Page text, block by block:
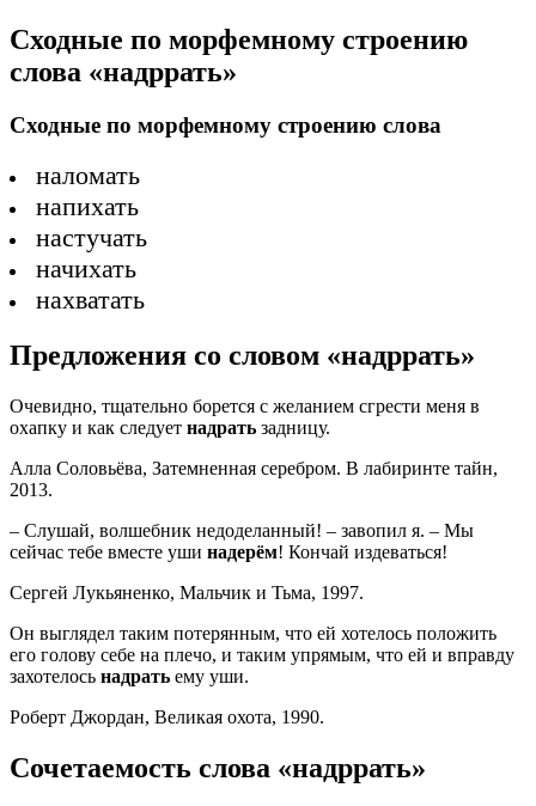
Сходные по морфемному строению
слова «надррать»
Сходные по морфемному строению слова
наломать
напихать
настучать
начихать
нахватать
Предложения со словом «надррать»
Очевидно, тщательно борется с желанием сгрести меня в
охапку и как следует надрать задницу.
Алла Соловьёва, Затемненная серебром. В лабиринте тайн,
2013.
– Слушай, волшебник недоделанный! – завопил я. – Мы
сейчас тебе вместе уши надерём! Кончай издеваться!
Сергей Лукьяненко, Мальчик и Тьма, 1997.
Он выглядел таким потерянным, что ей хотелось положить
его голову себе на плечо, и таким упрямым, что ей и вправду
захотелось надрать ему уши.
Роберт Джордан, Великая охота, 1990.
Сочетаемость слова «надррать»